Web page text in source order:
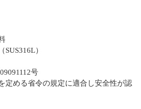
）
号
定める省令の規定に適合し安全性が認